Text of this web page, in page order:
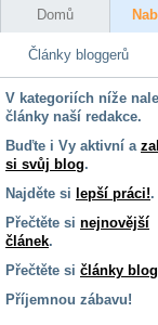
Domů
Články bloggerů
V kategoriích níže
články naší redakce.
Buďte i Vy aktivní a
si svůj blog.
Najděte si lepší práci!.
Přečtěte si nejnovější
článek.
Přečtěte si články
Příjemnou zábavu!